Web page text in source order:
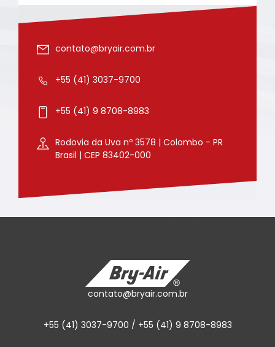
contato@bryair.com.br
+55 (41) 3037-9700
+55 (41) 9 8708-8983
Rodovia da Uva nº 3578 | Colombo - PR
Brasil | CEP 83402-000
contato@bryair.com.br
+55 (41) 3037-9700 / +55 (41) 9 8708-8983